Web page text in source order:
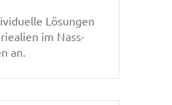
Lösungen
im Nass-
an.